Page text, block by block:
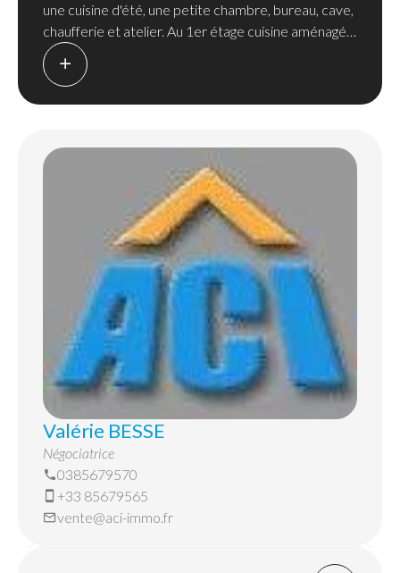
une cuisine d'été, une petite chambre, bureau, cave,
chaufferie et atelier. Au 1er étage cuisine aménagée,
salle/salon, deux chambres, bureau, salle de bains et
salle d'eau/WC . Au 2ème étage un appartement de
actuellement loué 700 €/mois. Un grand garage.
Valérie BESSE
Négociatrice
0385679570
+33 85679565
vente@aci-immo.fr